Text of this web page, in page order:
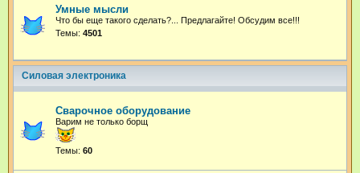
Умные мысли
Что бы еще такого сделать?... Предлагайте! Обсудим все!!!
Темы: 4501
Силовая электроника
Сварочное оборудование
Варим не только борщ
Темы: 60